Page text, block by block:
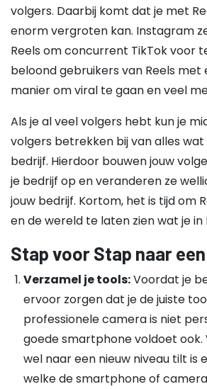
volgers. Daarbij komt dat je met
enorm vergroten kan. Instagram
Reels om concurrent TikTok voor
beloond gebruikers van Reels met
manier om viral te gaan en veel
Als je al veel volgers hebt kun je
volgers betrekken bij van alles wat
bedrijf. Hierdoor bouwen jouw
je bedrijf op en veranderen ze
jouw bedrijf. Kortom, het is tijd om
en de wereld te laten zien wat je in
Stap voor Stap naar
Verzamel je tools:Voordat je
ervoor zorgen dat je de juiste
professionele camera is niet
goede smartphone voldoet
wel naar een nieuw niveau tilt is
welke de smartphone of